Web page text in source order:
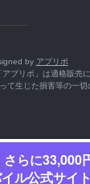
by アプリポ
プリポ」は適格販売
て生じた損害等の一切
らに33,000
ル公式サイ